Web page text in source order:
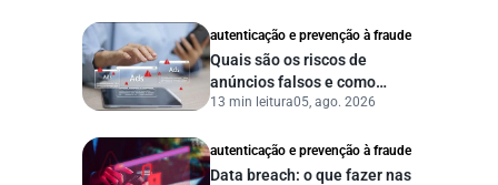
autenticação e prevenção à fraude
Quais são os riscos de
anúncios falsos e como
proteger seu negócio?
13 min leitura05, ago. 2026
autenticação e prevenção à fraude
Data breach: o que fazer nas